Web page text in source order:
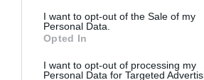
I want to opt-out of the Sale of my
Personal Data.
Opted In
I want to opt-out of processing my
Personal Data for Targeted
nicea commenté :